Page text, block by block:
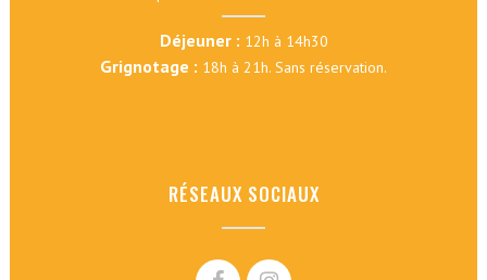
Déjeuner : 12h à 14h30
Grignotage : 18h à 21h. Sans réservation.
RÉSEAUX SOCIAUX